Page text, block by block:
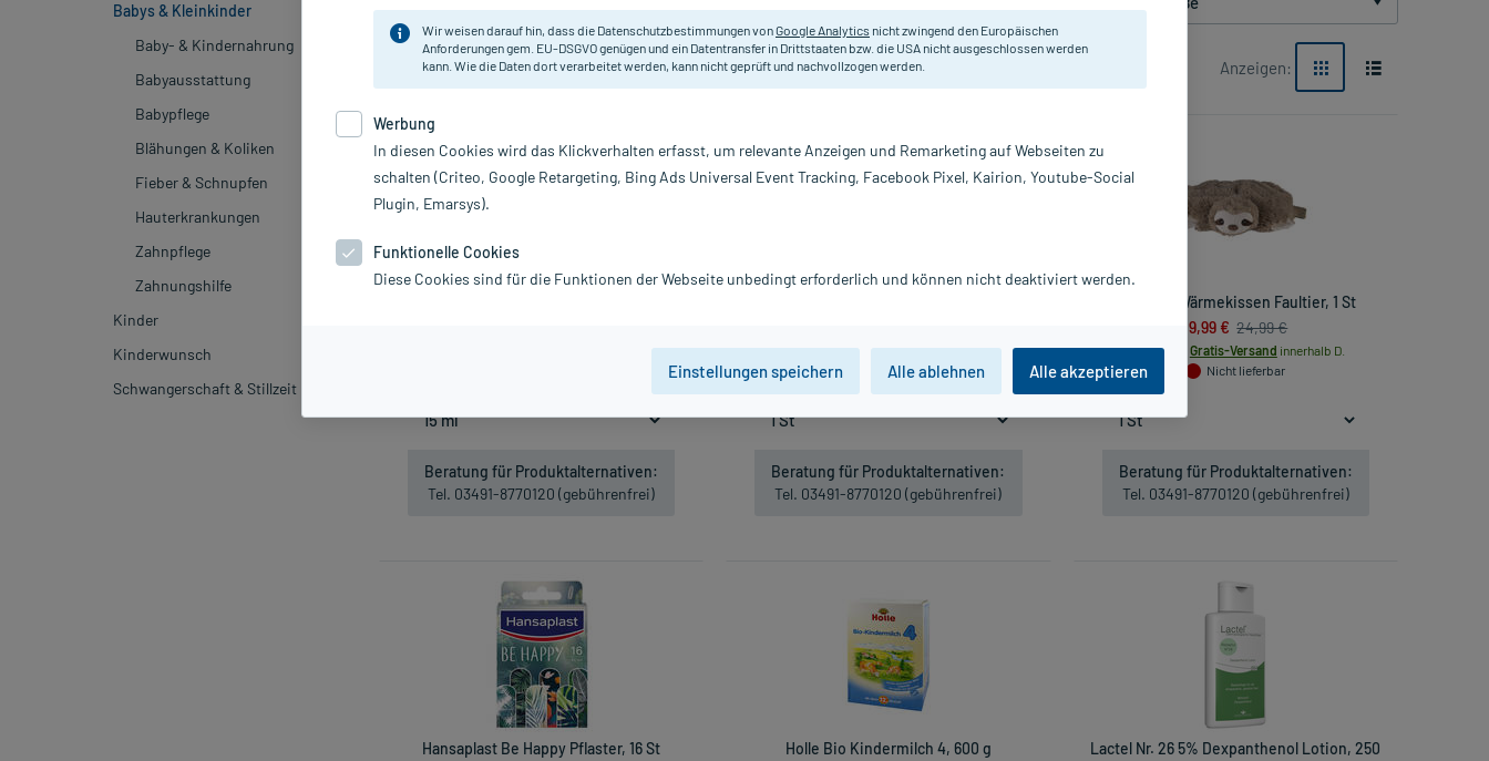
Babys & Kleinkinder
Baby- & Kindernahrung
Babyausstattung
Babypflege
Blähungen & Koliken
Fieber & Schnupfen
Hauterkrankungen
Zahnpflege
Zahnungshilfe
Kinder
Kinderwunsch
Schwangerschaft & Stillzeit
Sortieren Relevanz absteigend Produkte pro Seite: 24 Anzeigen:
Beratung für Produktalternativen:
Tel. 03491-8770120 (gebührenfrei)
inkl. MwSt. zzgl.Versandkosten
Nicht lieferbar
Beratung für Produktalternativen:
Tel. 03491-8770120 (gebührenfrei)
Warmies Wärmekissen Faultier, 1 St
19,99 € 24,99 €
inkl. MwSt. Gratis-Versand innerhalb D.
Nicht lieferbar
Beratung für Produktalternativen:
Tel. 03491-8770120 (gebührenfrei)
Hansaplast Be Happy Pflaster, 16 St Holle Bio Kindermilch 4, 600 g
Lactel Nr. 26 5% Dexpanthenol Lotion, 250
Wir weisen darauf hin, dass die Datenschutzbestimmungen vonGoogle Analytics nicht zwingend den Europäischen
Anforderungen gem. EU-DSGVO genügen und ein Datentransfer in Drittstaaten bzw. die USA nicht ausgeschlossen werden
kann. Wie die Daten dort verarbeitet werden, kann nicht geprüft und nachvollzogen werden.
Werbung
In diesen Cookies wird das Klickverhalten erfasst, um relevante Anzeigen und Remarketing auf Webseiten zu
schalten (Criteo, Google Retargeting, Bing Ads Universal Event Tracking, Facebook Pixel, Kairion, Youtube-Social
Plugin, Emarsys).
Funktionelle Cookies
Diese Cookies sind für die Funktionen der Webseite unbedingt erforderlich und können nicht deaktiviert werden.
Einstellungen speichern Alle ablehnen Alle akzeptieren